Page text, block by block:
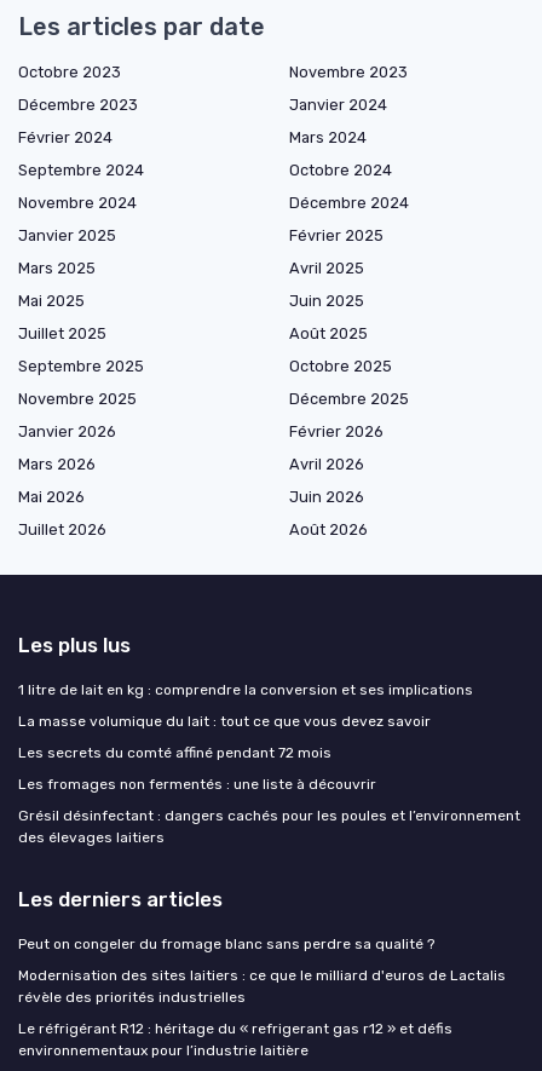
Les articles par date
Octobre 2023
Novembre 2023
Décembre 2023
Janvier 2024
Février 2024
Mars 2024
Septembre 2024
Octobre 2024
Novembre 2024
Décembre 2024
Janvier 2025
Février 2025
Mars 2025
Avril 2025
Mai 2025
Juin 2025
Juillet 2025
Août 2025
Septembre 2025
Octobre 2025
Novembre 2025
Décembre 2025
Janvier 2026
Février 2026
Mars 2026
Avril 2026
Mai 2026
Juin 2026
Juillet 2026
Août 2026
Les plus lus
1 litre de lait en kg : comprendre la conversion et ses implications
La masse volumique du lait : tout ce que vous devez savoir
Les secrets du comté affiné pendant 72 mois
Les fromages non fermentés : une liste à découvrir
Grésil désinfectant : dangers cachés pour les poules et l’environnement
des élevages laitiers
Les derniers articles
Peut on congeler du fromage blanc sans perdre sa qualité ?
Modernisation des sites laitiers : ce que le milliard d'euros de Lactalis
révèle des priorités industrielles
Le réfrigérant R12 : héritage du « refrigerant gas r12 » et défis
environnementaux pour l’industrie laitière